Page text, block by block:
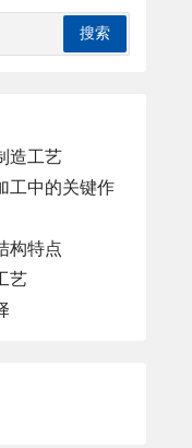
造工艺
工中的关键作
构特点
艺